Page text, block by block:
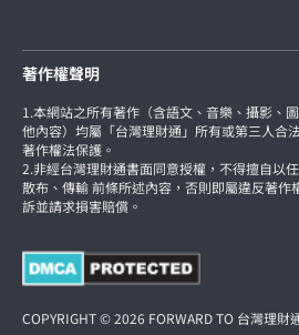
著作權聲明
1.本網站之所有著作（含語文、音樂、攝影、
他內容）均屬「台灣理財通」所有或第三人合
著作權法保護。
2.非經台灣理財通書面同意授權，不得擅自以
散布、傳輸 前條所述內容，否則即屬違反著作
訴並請求損害賠償。
COPYRIGHT © 2026 FORWARD TO 台灣理財